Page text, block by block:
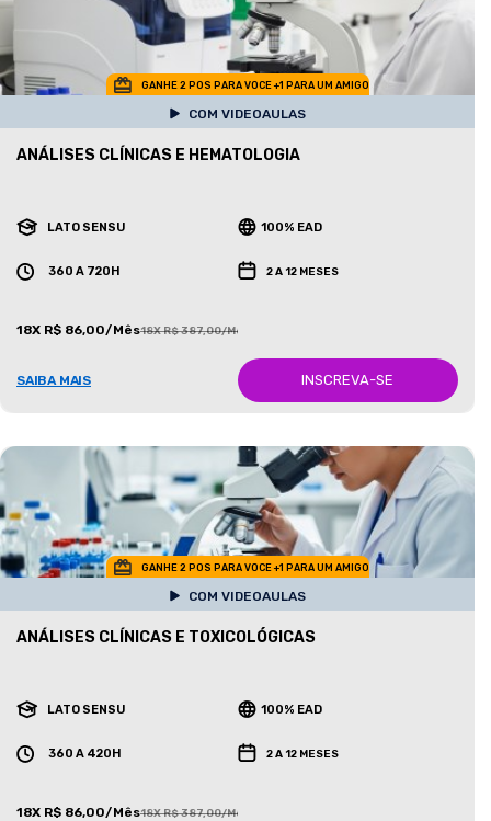
GANHE 2 POS PARA VOCE +1 PARA UM AMIGO
COM VIDEOAULAS
ANÁLISES CLÍNICAS E HEMATOLOGIA
LATO SENSU 100% EAD
360 A 720H 2 A 12 MESES
18X R$ 86,00/Mês18X R$ 387,00/Mês
SAIBA MAIS INSCREVA-SE
GANHE 2 POS PARA VOCE +1 PARA UM AMIGO
COM VIDEOAULAS
ANÁLISES CLÍNICAS E TOXICOLÓGICAS
LATO SENSU 100% EAD
360 A 420H 2 A 12 MESES
18X R$ 86,00/Mês18X R$ 387,00/Mês